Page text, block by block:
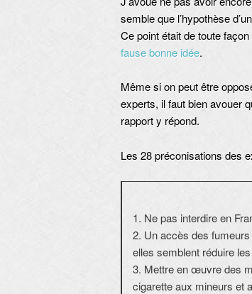
semble que l’hypothèse
Ce point était de toute
fause bonne idée.
Même si on peut être
experts, il faut bien avouer
rapport y répond.
Les 28 préconisations des
1. Ne pas interdire en
2. Un accès des
elles semblent réduire
3. Mettre en œuvre des
cigarette aux mineurs et